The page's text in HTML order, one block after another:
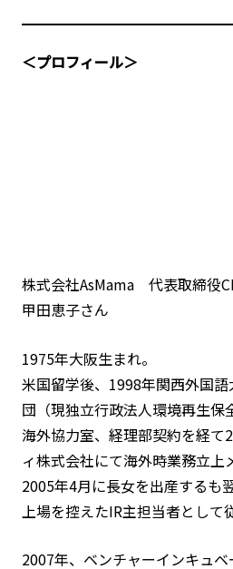
＜プロフィール＞
株式会社AsMama 代表取締役
甲田恵子さん
1975年大阪生まれ。
米国留学後、1998年関西外国
団（現独立行政法人環境再生保
海外協力室、経理部契約を経て
ィ株式会社にて海外時業務立上
2005年4月に長女を出産するも
上場を控えたIR主担当者として
2007年、ベンチャーインキュ